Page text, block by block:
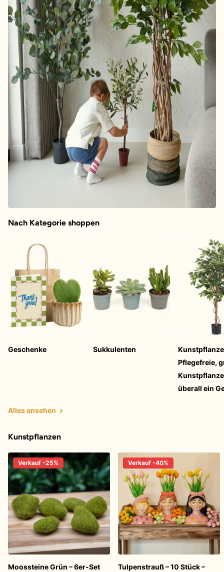
Nach Kategorie shoppen
Geschenke Sukkulenten
Pflegefreie,
überall ein
Alles ansehen
Kunstpflanzen
Verkauf -25%
Moossteine Grün – 6er-Set
Verkauf -40%
Tulpenstrauß – 10 Stück –